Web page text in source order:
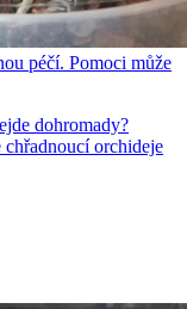
péčí. Pomoci může
dohromady?
chřadnoucí orchideje